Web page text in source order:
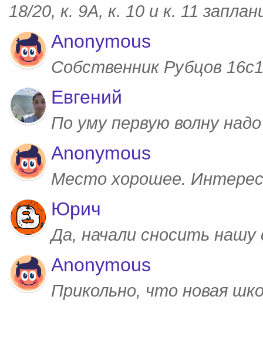
18/20, к. 9А, к. 10 и к. 11
Anonymous
Собственник Рубцов
Евгений
По уму первую волну
Anonymous
Место хорошее.
Юрич
Да, начали сносить
Anonymous
Прикольно, что новая